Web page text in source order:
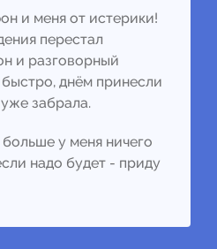
и меня от истерики!
перестал
и разговорный
днём принесли
забрала.
у меня ничего
надо будет - приду